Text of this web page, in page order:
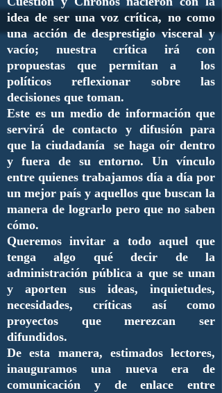
idea de ser una voz crítica, no como
una acción de desprestigio visceral y
vacío; nuestra crítica irá con
propuestas que permitan a los
políticos reflexionar sobre las
decisiones que toman.
Este es un medio de información que
servirá de contacto y difusión para
que la ciudadanía se haga oír dentro
y fuera de su entorno. Un vínculo
entre quienes trabajamos día a día por
un mejor país y aquellos que buscan la
manera de lograrlo pero que no saben
cómo.
Queremos invitar a todo aquel que
tenga algo qué decir de la
administración pública a que se unan
y aporten sus ideas, inquietudes,
necesidades, críticas así como
proyectos que merezcan ser
difundidos.
De esta manera, estimados lectores,
inauguramos una nueva era de
comunicación y de enlace entre